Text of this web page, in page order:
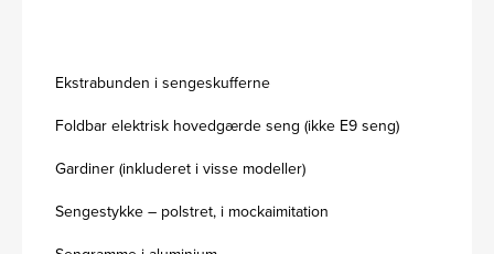
Ekstrabunden i sengeskufferne
Foldbar elektrisk hovedgærde seng (ikke E9 seng)
Gardiner (inkluderet i visse modeller)
Sengestykke – polstret, i mockaimitation